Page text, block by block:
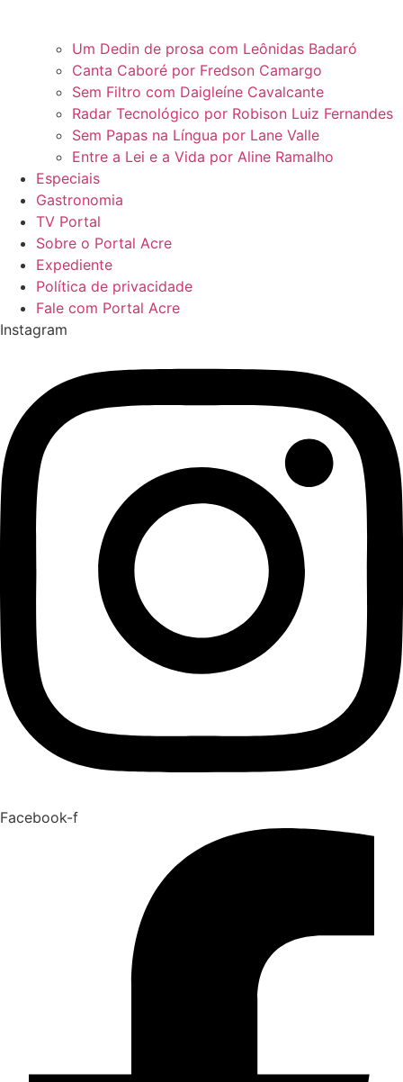
Um Dedin de prosa com Leônidas Badaró
Canta Caboré por Fredson Camargo
Sem Filtro com Daigleíne Cavalcante
Radar Tecnológico por Robison Luiz Fernandes
Sem Papas na Língua por Lane Valle
Entre a Lei e a Vida por Aline Ramalho
Especiais
Gastronomia
TV Portal
Sobre o Portal Acre
Expediente
Política de privacidade
Fale com Portal Acre
Instagram
Facebook-f